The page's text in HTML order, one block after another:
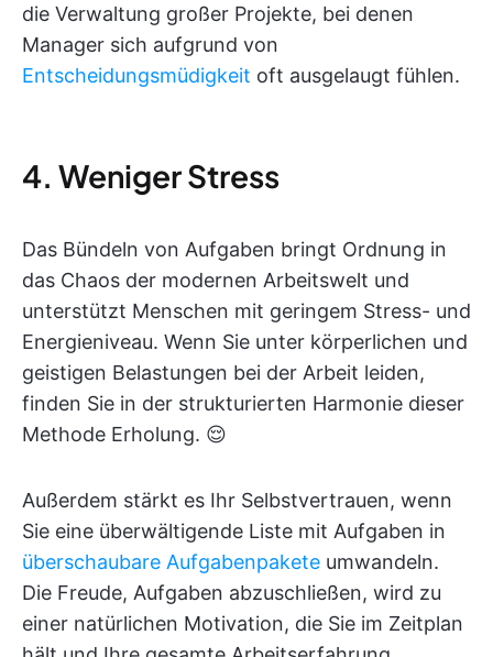
die Verwaltung großer Projekte, bei denen
Manager sich aufgrund von
Entscheidungsmüdigkeit oft ausgelaugt fühlen.
4. Weniger Stress
Das Bündeln von Aufgaben bringt Ordnung in
das Chaos der modernen Arbeitswelt und
unterstützt Menschen mit geringem Stress- und
Energieniveau. Wenn Sie unter körperlichen und
geistigen Belastungen bei der Arbeit leiden,
finden Sie in der strukturierten Harmonie dieser
Methode Erholung. 😌
Außerdem stärkt es Ihr Selbstvertrauen, wenn
Sie eine überwältigende Liste mit Aufgaben in
überschaubare Aufgabenpakete umwandeln.
Die Freude, Aufgaben abzuschließen, wird zu
einer natürlichen Motivation, die Sie im Zeitplan